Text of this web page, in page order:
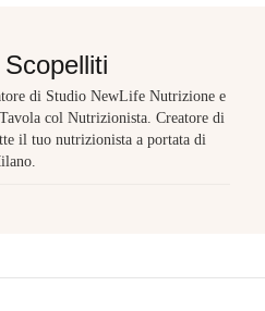
di Studio NewLife Nutrizione e
col Nutrizionista. Creatore di
il tuo nutrizionista a portata di